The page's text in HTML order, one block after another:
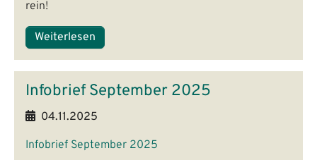
rein!
Weiterlesen
Infobrief September 2025
04.11.2025
Infobrief September 2025